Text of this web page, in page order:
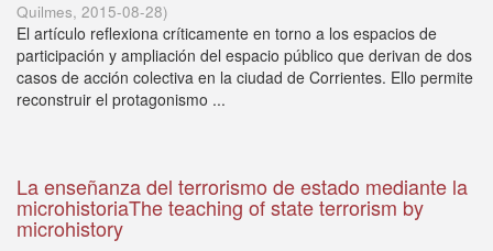
Quilmes, 2015-08-28)
El artículo reflexiona críticamente en torno a los espacios de
participación y ampliación del espacio público que derivan de dos
casos de acción colectiva en la ciudad de Corrientes. Ello permite
reconstruir el protagonismo ...
La enseñanza del terrorismo de estado mediante la
microhistoriaThe teaching of state terrorism by
microhistory